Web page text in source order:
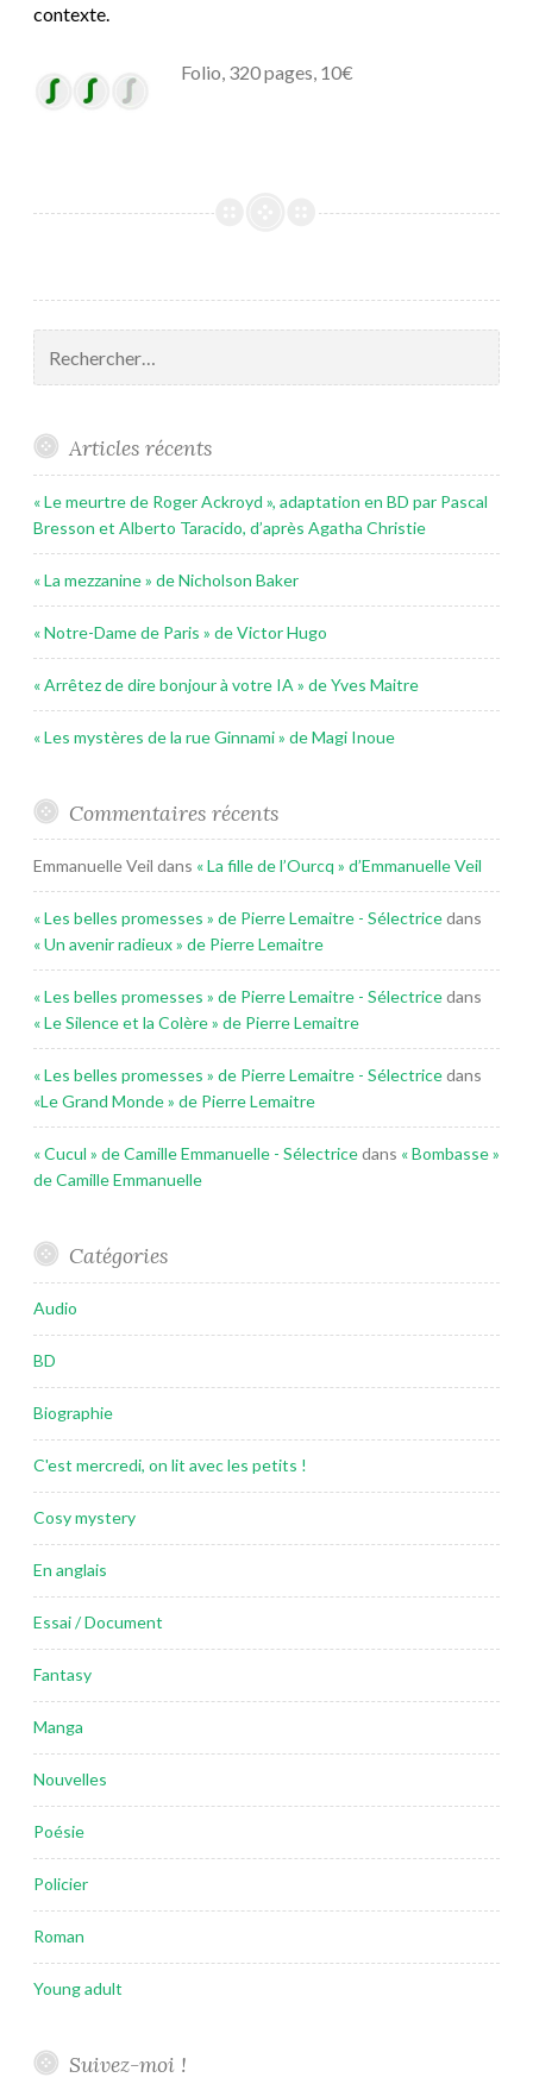
contexte.
Folio, 320 pages, 10€
Articles récents
« Le meurtre de Roger Ackroyd », adaptation en BD par Pascal
Bresson et Alberto Taracido, d’après Agatha Christie
« La mezzanine » de Nicholson Baker
« Notre-Dame de Paris » de Victor Hugo
« Arrêtez de dire bonjour à votre IA » de Yves Maitre
« Les mystères de la rue Ginnami » de Magi Inoue
Commentaires récents
Emmanuelle Veil dans « La fille de l’Ourcq » d’Emmanuelle Veil
« Les belles promesses » de Pierre Lemaitre - Sélectricedans
« Un avenir radieux » de Pierre Lemaitre
« Les belles promesses » de Pierre Lemaitre - Sélectricedans
« Le Silence et la Colère » de Pierre Lemaitre
« Les belles promesses » de Pierre Lemaitre - Sélectricedans
«Le Grand Monde » de Pierre Lemaitre
« Cucul » de Camille Emmanuelle - Sélectricedans « Bombasse »
de Camille Emmanuelle
Catégories
Audio
BD
Biographie
C'est mercredi, on lit avec les petits !
Cosy mystery
En anglais
Essai / Document
Fantasy
Manga
Nouvelles
Poésie
Policier
Roman
Young adult
Suivez-moi !